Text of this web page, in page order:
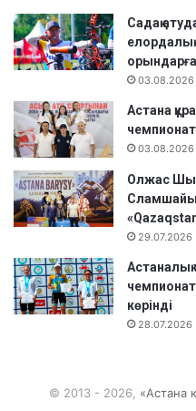
Садақ
03.08.2026
Астана
03.08.2026
Олжас
29.07.2026
көрінді
28.07.2026
© 2013 - 2026, «Астана